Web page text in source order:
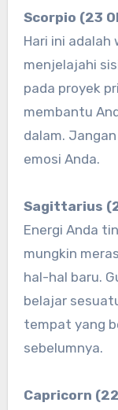
Scorpio (23
Hari ini
menjelajahi
pada proyek
membantu
dalam.
emosi Anda.
Sagittarius
Energi Anda
mungkin
hal-hal baru.
belajar
tempat yang
sebelumnya.
Capricorn